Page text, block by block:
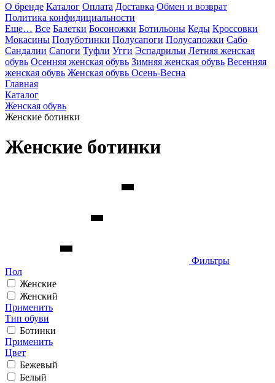
О бренде Каталог Оплата Доставка Обмен и возврат
Политика конфидициальности
Еще… Все Балетки Босоножки Ботильоны Кеды Кроссовки
Мокасины Полуботинки Полусапоги Полусапожки Сабо
Сандалии Сапоги Туфли Угги Эспадрильи Летняя женская
обувь Осенняя женская обувь Зимняя женская обувь Весенняя
женская обувь Женская обувь Осень-Весна
Главная
Каталог
Женская обувь
Женские ботинки
Женские ботинки
Фильтры
Пол
Женские
Женский
Применить
Тип обуви
Ботинки
Применить
Цвет
Бежевый
Белый